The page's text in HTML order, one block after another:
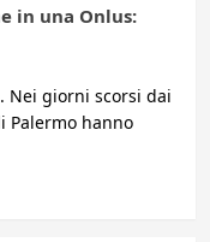
in una Onlus:
Nei giorni scorsi dai
Palermo hanno